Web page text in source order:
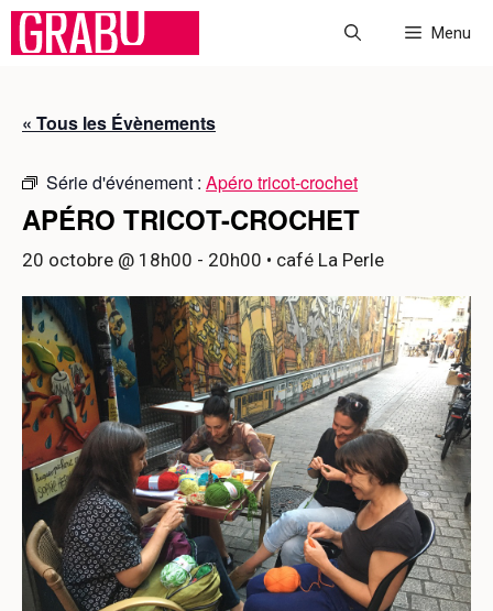
Aller
Menu
« Tous les Évènements
Série d'événement : Apéro tricot-crochet
APÉRO TRICOT-CROCHET
20 octobre @ 18h00 - 20h00 • café La Perle